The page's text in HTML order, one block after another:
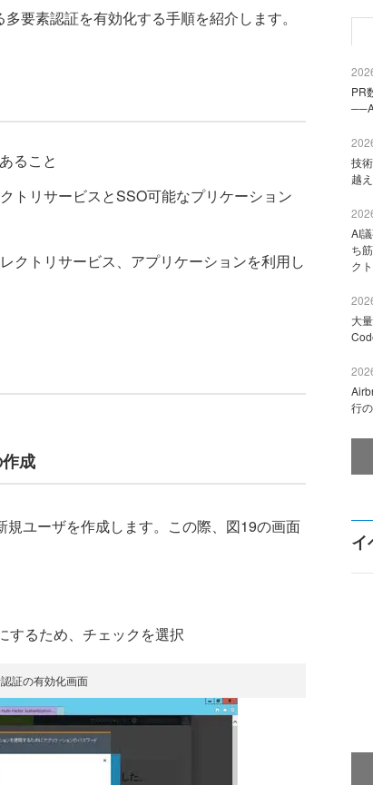
要素認証を有効化する手順を紹介します。
ること
トリサービスとSSO可能なプリケーション
クトリサービス、アプリケーションを利用し
成
ユーザを作成します。この際、図19の画面
するため、チェックを選択
証の有効化画面
PR
技
越
AI
ち
ク
大
行
イ